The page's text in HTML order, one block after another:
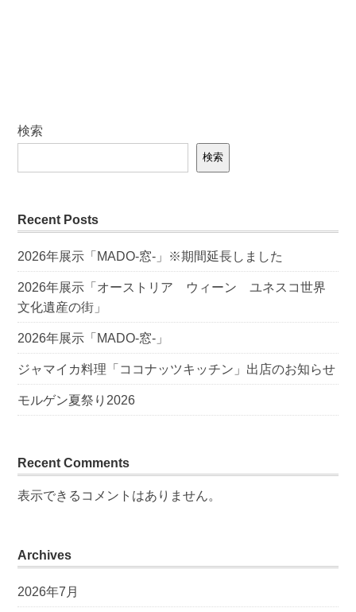
検索
検索
Recent Posts
2026年展示「MADO-窓-」※期間延長しました
2026年展示「オーストリア ウィーン ユネスコ世界
文化遺産の街」
2026年展示「MADO-窓-」
ジャマイカ料理「ココナッツキッチン」出店のお知らせ
モルゲン夏祭り2026
Recent Comments
表示できるコメントはありません。
Archives
2026年7月